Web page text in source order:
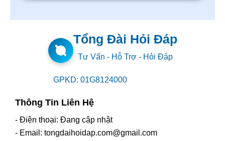
Tổng Đài Hỏi Đáp
Tư Vấn - Hỗ Trợ - Hỏi Đáp
GPKD: 01G8124000
Thông Tin Liên Hệ
- Điện thoại: Đang cập nhật
- Email: tongdaihoidap.com@gmail.com